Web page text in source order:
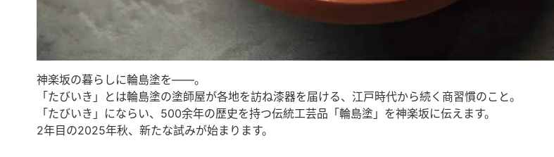
神楽坂の暮らしに輪島塗を——。
「たびいき」とは輪島塗の塗師屋が各地を訪ね漆器を届ける、江戸時代から続く商習慣のこと。
「たびいき」にならい、500余年の歴史を持つ伝統工芸品「輪島塗」を神楽坂に伝えます。
2年目の2025年秋、新たな試みが始まります。